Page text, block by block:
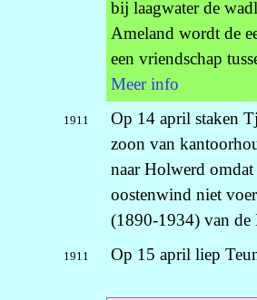
bij laagwater de
Ameland wordt de
een vriendschap
Meer info
1911
Op 14 april staken
zoon van
naar Holwerd
oostenwind niet
(1890-1934) van de
1911 Op 15 april liep